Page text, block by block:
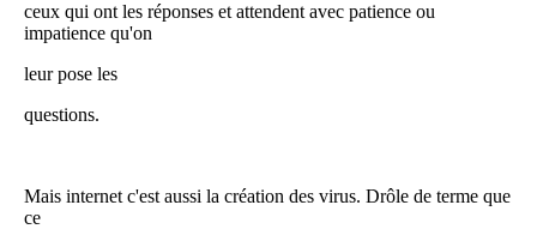
ceux qui ont les réponses et attendent avec patience ou
impatience qu'on
leur pose les
questions.
Mais internet c'est aussi la création des virus. Drôle de terme que
ce